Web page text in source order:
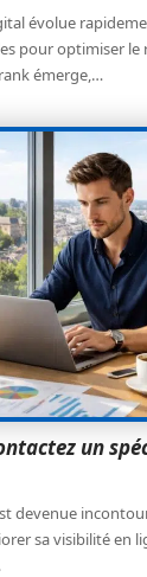
évolue
pour optimiser le
émerge,…
un
devenue
sa visibilité en